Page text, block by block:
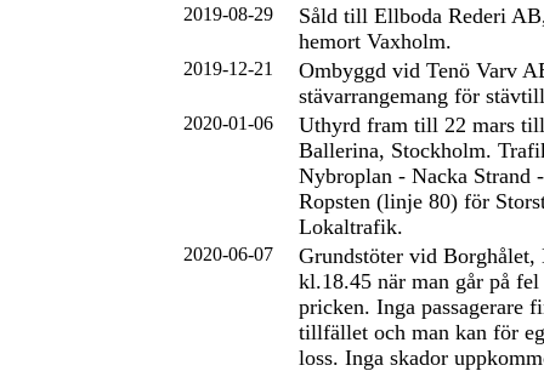
2019-08-29
Såld till Ellboda Rederi
hemort Vaxholm.
2019-12-21
Ombyggd vid Tenö Varv
stävarrangemang för
2020-01-06
Uthyrd fram till 22 mars
Ballerina, Stockholm.
Nybroplan - Nacka Strand
Ropsten (linje 80) för
Lokaltrafik.
2020-06-07
Grundstöter vid Borghålet,
kl.18.45 när man går på
pricken. Inga passagerare
tillfället och man kan för
loss. Inga skador